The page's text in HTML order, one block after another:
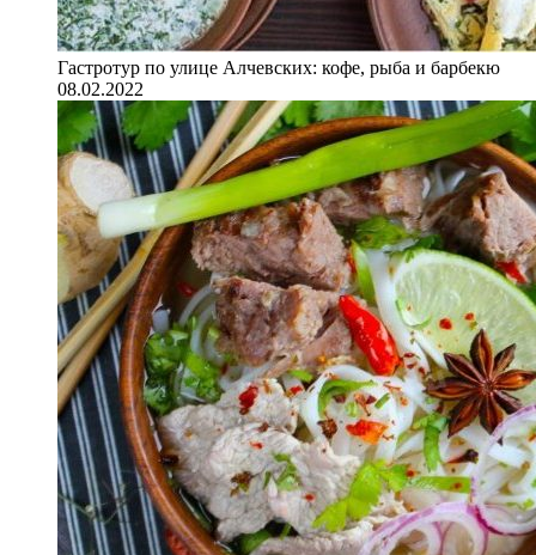
Гастротур по улице Алчевских: кофе, рыба и барбекю
08.02.2022